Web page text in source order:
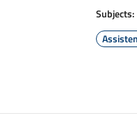
Subjects: